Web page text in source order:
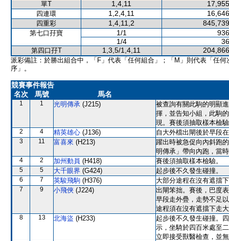
單T 1,4,11
四連環 1,2,4,11
四重彩 1,4,11,2
第七口孖寶 1/1
1/4
第四口孖T 1,3,5/1,4,11
派彩備註：於勝出組合中，「F」代表「任何組合」；「M」則代表「任何
序」。
競賽事件報告
名次
馬號 馬名
1 1 光明傳承 (J215)
被查詢有關此駒的明顯
揮，並告知小組，此駒
現。賽後須抽取樣本檢
2 4 精英雄心 (J136) 自大外檔出閘後於早段
3 11 富喜來 (H213)
躍出時被急促向內斜跑
明傳承」帶向內跑，當
4 2 加州動員 (H418) 賽後須抽取樣本檢驗。
5 5 大千眼界 (G424) 起步後不久發生碰撞。
6 7 英駿飛駒 (H376) 大部分途程在沒有遮擋
7 9 小飛俠 (J224)
出閘笨拙。賽後，巴度
早段走外疊，走勢不足
途程須在沒有遮擋下走
8 13 北海盜 (H233)
起步後不久發生碰撞。
示，坐騎於四百米處至
立即接受獸醫檢查，並